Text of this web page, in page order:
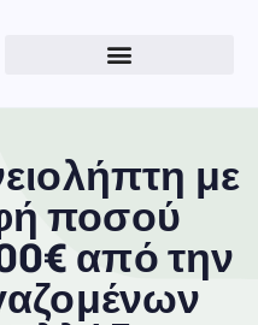
με
ποσού
από την